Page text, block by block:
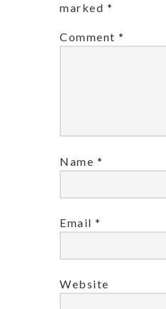
marked *
Comment *
Name *
Email *
Website